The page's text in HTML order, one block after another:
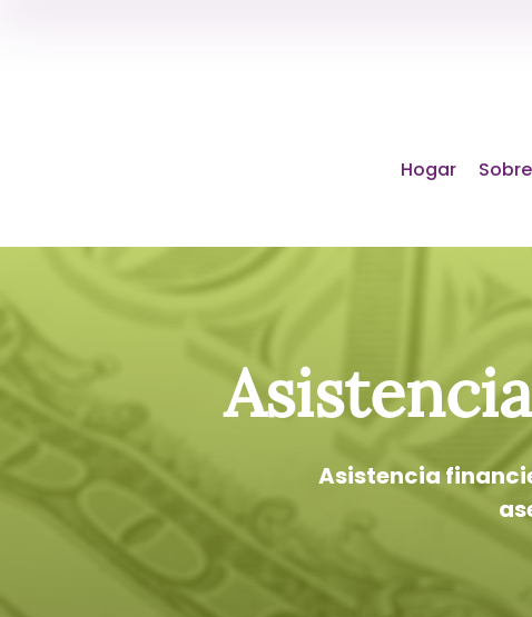
Hogar
Asistencia